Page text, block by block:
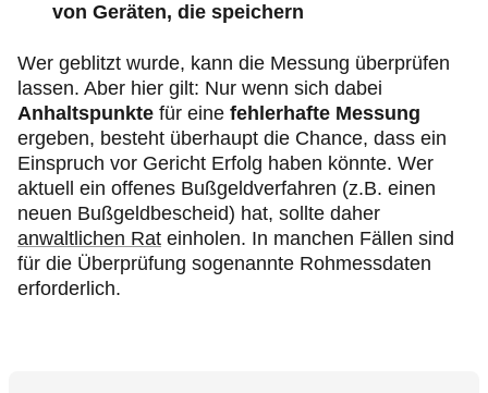
von Geräten, die speichern
Wer geblitzt wurde, kann die Messung überprüfen
lassen. Aber hier gilt: Nur wenn sich dabei
Anhaltspunkte für eine fehlerhafte Messung
ergeben, besteht überhaupt die Chance, dass ein
Einspruch vor Gericht Erfolg haben könnte. Wer
aktuell ein offenes Bußgeldverfahren (z.B. einen
neuen Bußgeldbescheid) hat, sollte daher
anwaltlichen Rat einholen. In manchen Fällen sind
für die Überprüfung sogenannte Rohmessdaten
erforderlich.